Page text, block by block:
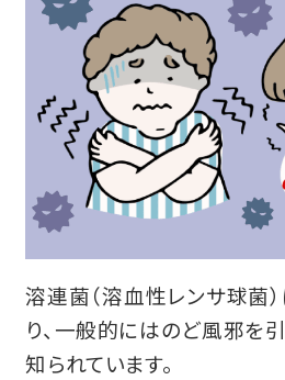
溶連菌（溶血性レンサ球菌
り、一般的にはのど風邪を
知られています。